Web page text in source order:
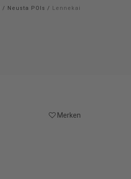
/ Neusta POIs / Lennekai
Merken